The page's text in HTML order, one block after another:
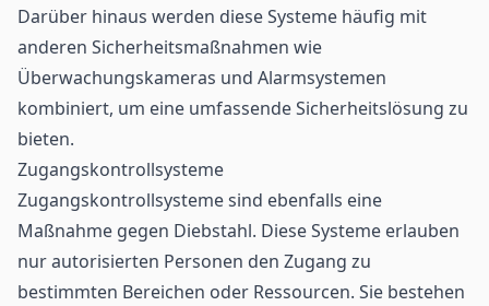
Darüber hinaus werden diese Systeme häufig mit
anderen Sicherheitsmaßnahmen wie
Überwachungskameras und Alarmsystemen
kombiniert, um eine umfassende Sicherheitslösung zu
bieten.
Zugangskontrollsysteme
Zugangskontrollsysteme sind ebenfalls eine
Maßnahme gegen Diebstahl. Diese Systeme erlauben
nur autorisierten Personen den Zugang zu
bestimmten Bereichen oder Ressourcen. Sie bestehen